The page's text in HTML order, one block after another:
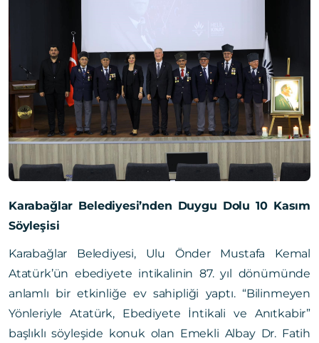
Karabağlar Belediyesi’nden Duygu Dolu 10 Kasım
Söyleşisi
Karabağlar Belediyesi, Ulu Önder Mustafa Kemal
Atatürk’ün ebediyete intikalinin 87. yıl dönümünde
anlamlı bir etkinliğe ev sahipliği yaptı. “Bilinmeyen
Yönleriyle Atatürk, Ebediyete İntikali ve Anıtkabir”
başlıklı söyleşide konuk olan Emekli Albay Dr. Fatih